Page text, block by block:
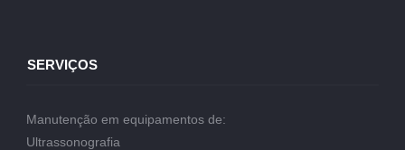
SERVIÇOS
Manutenção em equipamentos de:
Ultrassonografia